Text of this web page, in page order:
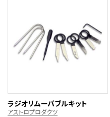
ラジオリムーバブルキット
アストロプロダクツ